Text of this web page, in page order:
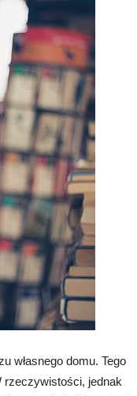
własnego domu. Tego
rzeczywistości, jednak